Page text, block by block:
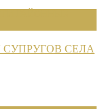
СЕЛА